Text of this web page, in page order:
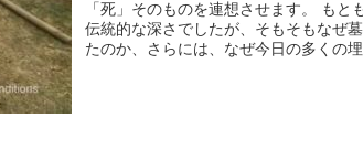
「死」そのものを連想させます。 も
伝統的な深さでしたが、そもそもなぜ
たのか、さらには、なぜ今日の多くの埋